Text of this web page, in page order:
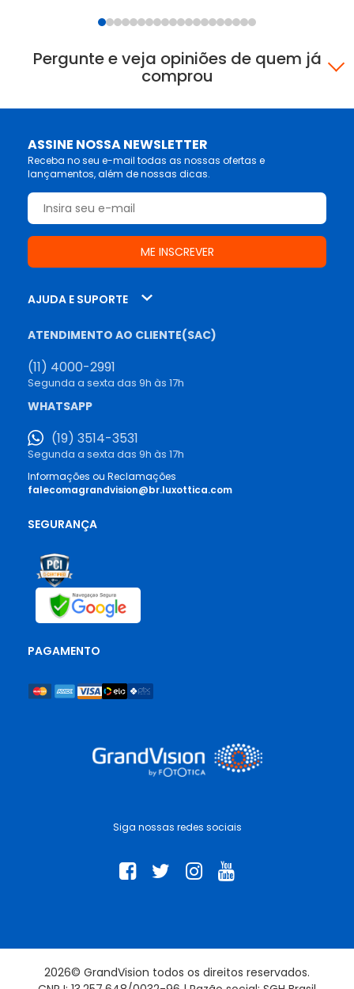
Pergunte e veja opiniões de quem já
comprou
ASSINE NOSSA NEWSLETTER
Receba no seu e-mail todas as nossas ofertas e
lançamentos, além de nossas dicas.
Siga nossas redes sociais
AJUDA E SUPORTE
ATENDIMENTO AO CLIENTE(SAC)
(11) 4000-2991
Segunda a sexta das 9h às 17h
WHATSAPP
(19) 3514-3531
Segunda a sexta das 9h às 17h
Informações ou Reclamações
falecomagrandvision@br.luxottica.com
SEGURANÇA
PAGAMENTO
2026© GrandVision todos os direitos reservados.